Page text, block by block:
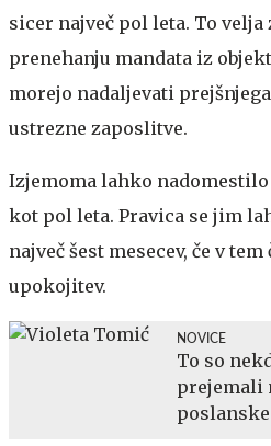
sicer največ pol leta. To velja
prenehanju mandata iz
morejo nadaljevati
ustrezne zaposlitve.
Izjemoma lahko
kot pol leta. Pravica se jim
največ šest mesecev, če v
upokojitev.
NOVICE
To so
prejemali